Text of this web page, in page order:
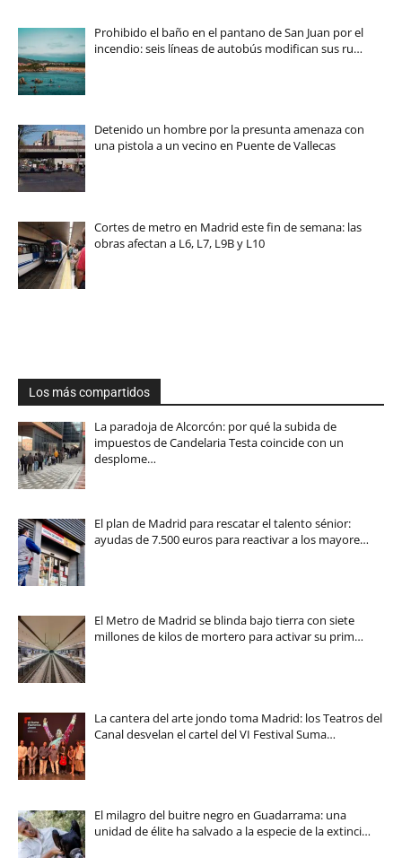
Prohibido el baño en el pantano de San Juan por el
incendio: seis líneas de autobús modifican sus ru…
Detenido un hombre por la presunta amenaza con
una pistola a un vecino en Puente de Vallecas
Cortes de metro en Madrid este fin de semana: las
obras afectan a L6, L7, L9B y L10
Los más compartidos
La paradoja de Alcorcón: por qué la subida de
impuestos de Candelaria Testa coincide con un
desplome…
El plan de Madrid para rescatar el talento sénior:
ayudas de 7.500 euros para reactivar a los mayore…
El Metro de Madrid se blinda bajo tierra con siete
millones de kilos de mortero para activar su prim…
La cantera del arte jondo toma Madrid: los Teatros del
Canal desvelan el cartel del VI Festival Suma…
El milagro del buitre negro en Guadarrama: una
unidad de élite ha salvado a la especie de la extinci…